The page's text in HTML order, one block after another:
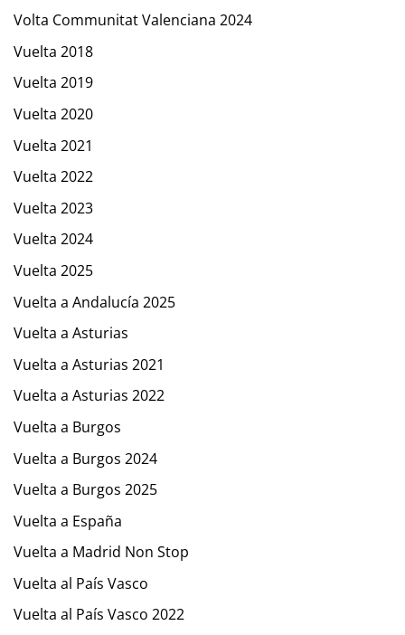
Volta Communitat Valenciana 2024
Vuelta 2018
Vuelta 2019
Vuelta 2020
Vuelta 2021
Vuelta 2022
Vuelta 2023
Vuelta 2024
Vuelta 2025
Vuelta a Andalucía 2025
Vuelta a Asturias
Vuelta a Asturias 2021
Vuelta a Asturias 2022
Vuelta a Burgos
Vuelta a Burgos 2024
Vuelta a Burgos 2025
Vuelta a España
Vuelta a Madrid Non Stop
Vuelta al País Vasco
Vuelta al País Vasco 2022